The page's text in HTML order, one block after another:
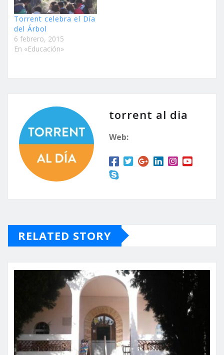
Torrent celebra el Día
del Árbol
6 febrero, 2015
En «Educación»
torrent al dia
Web:
RELATED STORY